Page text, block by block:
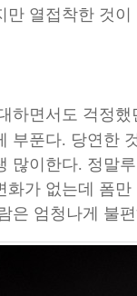
만 열접착한 것
하면서도 걱정
부푼다. 당연한
많이한다. 정말
화가 없는데 폼
은 엄청나게 불